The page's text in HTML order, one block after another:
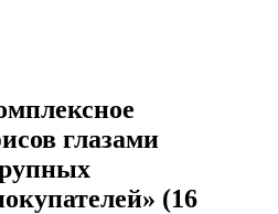
глазами
(16